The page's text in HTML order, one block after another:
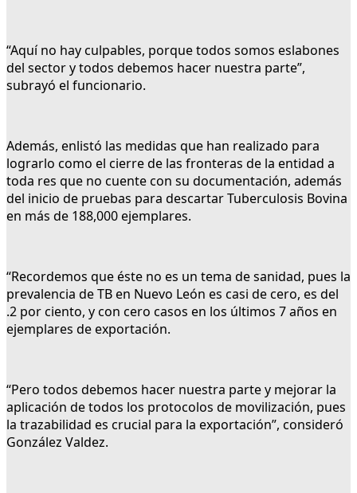
“Aquí no hay culpables, porque todos somos eslabones
del sector y todos debemos hacer nuestra parte”,
subrayó el funcionario.
Además, enlistó las medidas que han realizado para
lograrlo como el cierre de las fronteras de la entidad a
toda res que no cuente con su documentación, además
del inicio de pruebas para descartar Tuberculosis Bovina
en más de 188,000 ejemplares.
“Recordemos que éste no es un tema de sanidad, pues la
prevalencia de TB en Nuevo León es casi de cero, es del
.2 por ciento, y con cero casos en los últimos 7 años en
ejemplares de exportación.
“Pero todos debemos hacer nuestra parte y mejorar la
aplicación de todos los protocolos de movilización, pues
la trazabilidad es crucial para la exportación”, consideró
González Valdez.